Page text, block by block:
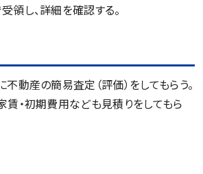
領し、詳細を確認する。
動産の簡易査定（評価）をしてもらう。
賃・初期費用なども見積りをしてもら